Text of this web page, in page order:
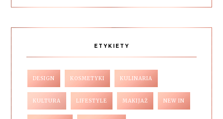
ETYKIETY
DESIGN KOSMETYKI KULINARIA
KULTURA LIFESTYLE MAKIJAŻ NEW IN